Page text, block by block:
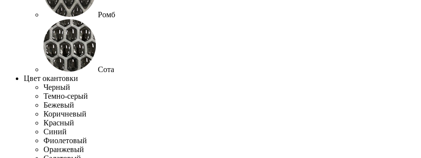
Ромб
Сота
Цвет окантовки
Черный
Темно-серый
Бежевый
Коричневый
Красный
Синий
Фиолетовый
Оранжевый